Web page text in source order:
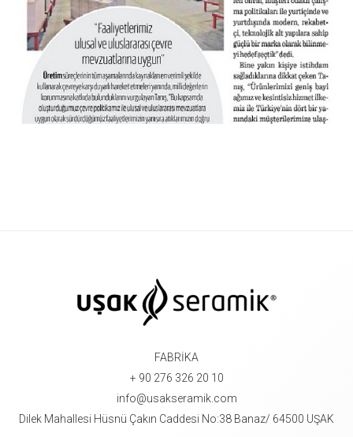
FABRİKA
+ 90 276 326 20 10
info@usakseramik.com
Dilek Mahallesi Hüsnü Çakın Caddesi No:38 Banaz/ 64500 UŞAK